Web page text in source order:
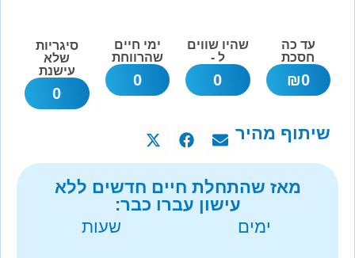
עד כה
חסכת
0
₪
שהיו שווים
ל -
0
ימי חיים
שהרווחת
0
סיגריות
שלא
עישנת
0
שיתוף מהיר
מאז שהתחלת חיים חדשים ללא
עישון עברו כבר:
ימים
שעות